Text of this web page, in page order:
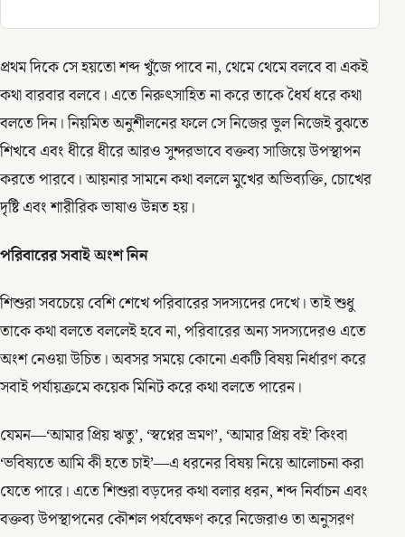
প্রথম দিকে সে হয়তো শব্দ খুঁজে পাবে না, থেমে থেমে বলবে বা একই
কথা বারবার বলবে। এতে নিরুৎসাহিত না করে তাকে ধৈর্য ধরে কথা
বলতে দিন। নিয়মিত অনুশীলনের ফলে সে নিজের ভুল নিজেই বুঝতে
শিখবে এবং ধীরে ধীরে আরও সুন্দরভাবে বক্তব্য সাজিয়ে উপস্থাপন
করতে পারবে। আয়নার সামনে কথা বললে মুখের অভিব্যক্তি, চোখের
দৃষ্টি এবং শারীরিক ভাষাও উন্নত হয়।
পরিবারেরসবাইঅংশনিন
শিশুরা সবচেয়ে বেশি শেখে পরিবারের সদস্যদের দেখে। তাই শুধু
তাকে কথা বলতে বললেই হবে না, পরিবারের অন্য সদস্যদেরও এতে
অংশ নেওয়া উচিত। অবসর সময়ে কোনো একটি বিষয় নির্ধারণ করে
সবাই পর্যায়ক্রমে কয়েক মিনিট করে কথা বলতে পারেন।
যেমন—‘আমার প্রিয় ঋতু’, ‘স্বপ্নের ভ্রমণ’, ‘আমার প্রিয় বই’ কিংবা
‘ভবিষ্যতে আমি কী হতে চাই’—এ ধরনের বিষয় নিয়ে আলোচনা করা
যেতে পারে। এতে শিশুরা বড়দের কথা বলার ধরন, শব্দ নির্বাচন এবং
বক্তব্য উপস্থাপনের কৌশল পর্যবেক্ষণ করে নিজেরাও তা অনুসরণ